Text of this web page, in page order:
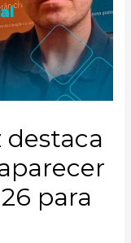
destaca
para